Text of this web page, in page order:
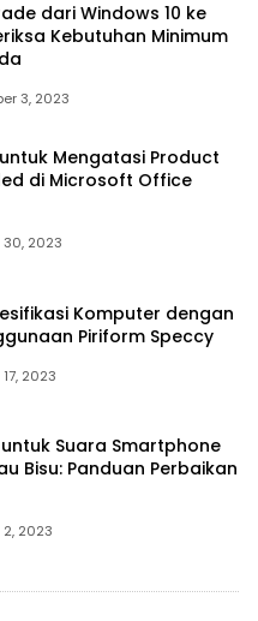
dari Windows 10 ke
Kebutuhan Minimum
3, 2023
Mengatasi Product
di Microsoft Office
2023
Komputer dengan
Piriform Speccy
2023
Suara Smartphone
Bisu: Panduan Perbaikan
2023